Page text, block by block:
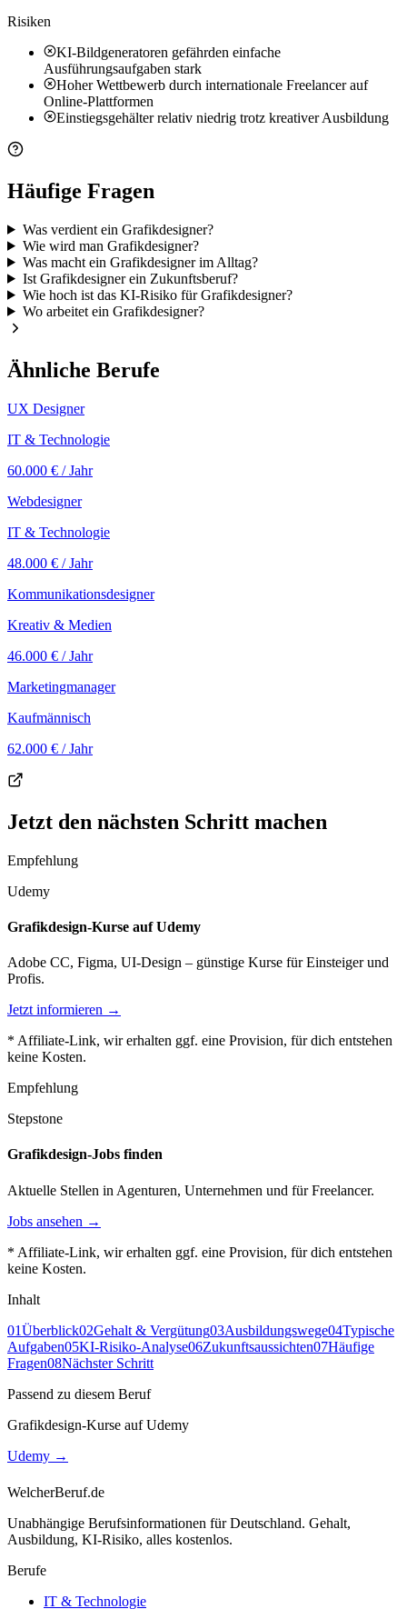
Risiken
KI-Bildgeneratoren gefährden einfache
Ausführungsaufgaben stark
Hoher Wettbewerb durch internationale Freelancer auf
Online-Plattformen
Einstiegsgehälter relativ niedrig trotz kreativer Ausbildung
Häufige Fragen
Was verdient ein Grafikdesigner?
Wie wird man Grafikdesigner?
Was macht ein Grafikdesigner im Alltag?
Ist Grafikdesigner ein Zukunftsberuf?
Wie hoch ist das KI-Risiko für Grafikdesigner?
Wo arbeitet ein Grafikdesigner?
Ähnliche Berufe
UX Designer
IT & Technologie
60.000 € / Jahr
Webdesigner
IT & Technologie
48.000 € / Jahr
Kommunikationsdesigner
Kreativ & Medien
46.000 € / Jahr
Marketingmanager
Kaufmännisch
62.000 € / Jahr
Jetzt den nächsten Schritt machen
Empfehlung
Udemy
Grafikdesign-Kurse auf Udemy
Adobe CC, Figma, UI-Design – günstige Kurse für Einsteiger und
Profis.
Jetzt informieren →
* Affiliate-Link, wir erhalten ggf. eine Provision, für dich entstehen
keine Kosten.
Empfehlung
Stepstone
Grafikdesign-Jobs finden
Aktuelle Stellen in Agenturen, Unternehmen und für Freelancer.
Jobs ansehen →
* Affiliate-Link, wir erhalten ggf. eine Provision, für dich entstehen
keine Kosten.
Inhalt
01Überblick02Gehalt & Vergütung03Ausbildungswege04Typische
Aufgaben05KI-Risiko-Analyse06Zukunftsaussichten07Häufige
Fragen08Nächster Schritt
Passend zu diesem Beruf
Grafikdesign-Kurse auf Udemy
Udemy →
WelcherBeruf.de
Unabhängige Berufsinformationen für Deutschland. Gehalt,
Ausbildung, KI-Risiko, alles kostenlos.
Berufe
IT & Technologie